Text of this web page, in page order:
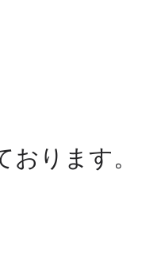
ります。